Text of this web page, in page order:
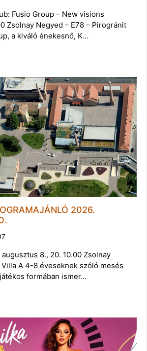
Fusio Group – New visions
Zsolnay Negyed – E78 – Pirogránit
a kiváló énekesnő, K…
2026.
8., 20. 10.00 Zsolnay
A 4-8 éveseknek szóló mesés
formában ismer…